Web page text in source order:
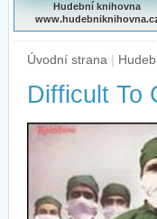
Hudební knihovna
Úvodní strana |
Difficult To